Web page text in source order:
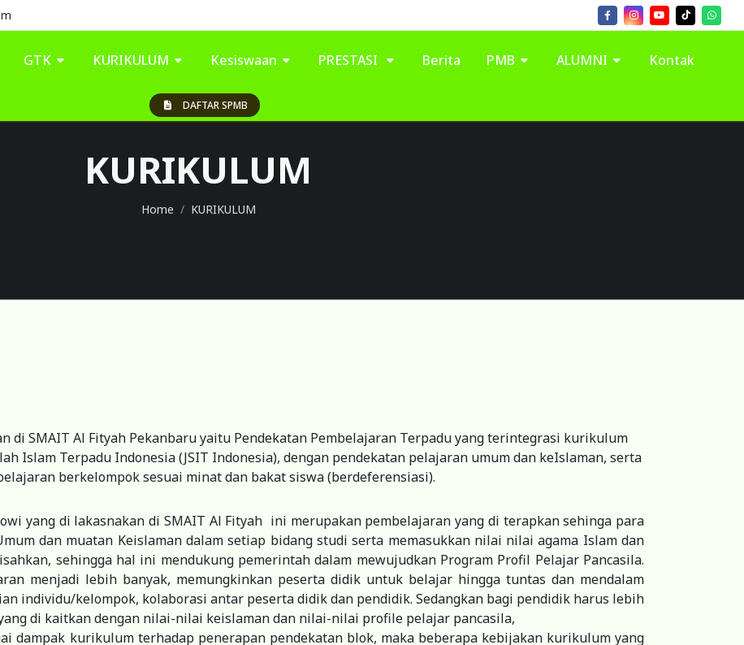
DAFTAR SPMB
GTK KURIKULUM Kesiswaan PRESTASI Berita PMB ALUMNI Kontak
KURIKULUM
Home KURIKULUM
di SMAIT Al Fityah Pekanbaru yaitu Pendekatan Pembelajaran Terpadu yang terintegrasi kurikulum
Islam Terpadu Indonesia (JSIT Indonesia), dengan pendekatan pelajaran umum dan keIslaman, serta
berkelompok sesuai minat dan bakat siswa (berdeferensiasi).
yang di lakasnakan di SMAIT Al Fityah ini merupakan pembelajaran yang di terapkan sehinga para
dan muatan Keislaman dalam setiap bidang studi serta memasukkan nilai nilai agama Islam dan
sehingga hal ini mendukung pemerintah dalam mewujudkan Program Profil Pelajar Pancasila.
menjadi lebih banyak, memungkinkan peserta didik untuk belajar hingga tuntas dan mendalam
individu/kelompok, kolaborasi antar peserta didik dan pendidik. Sedangkan bagi pendidik harus lebih
di kaitkan dengan nilai-nilai keislaman dan nilai-nilai profile pelajar pancasila,
dampak kurikulum terhadap penerapan pendekatan blok, maka beberapa kebijakan kurikulum yang